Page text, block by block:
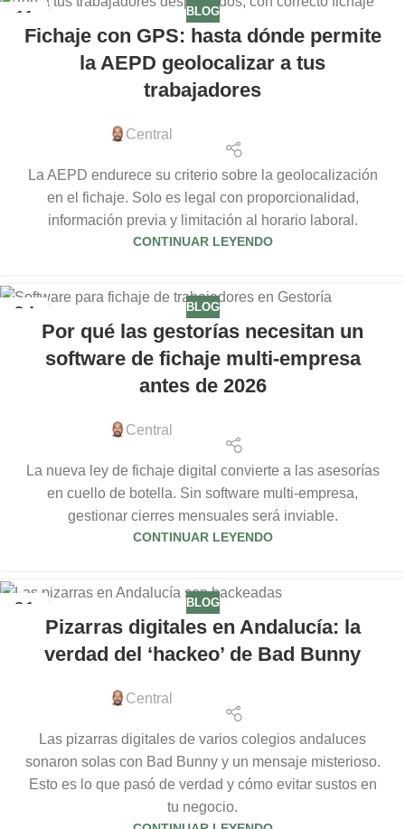
11
JUN
BLOG
Fichaje con GPS: hasta dónde permite
la AEPD geolocalizar a tus
trabajadores
Central
La AEPD endurece su criterio sobre la geolocalización
en el fichaje. Solo es legal con proporcionalidad,
información previa y limitación al horario laboral.
CONTINUAR LEYENDO
04 BLOG
Por qué las gestorías necesitan un
software de fichaje multi-empresa
antes de 2026
Central
La nueva ley de fichaje digital convierte a las asesorías
en cuello de botella. Sin software multi-empresa,
gestionar cierres mensuales será inviable.
CONTINUAR LEYENDO
01 BLOG
Pizarras digitales en Andalucía: la
verdad del ‘hackeo’ de Bad Bunny
Central
Las pizarras digitales de varios colegios andaluces
sonaron solas con Bad Bunny y un mensaje misterioso.
Esto es lo que pasó de verdad y cómo evitar sustos en
tu negocio.